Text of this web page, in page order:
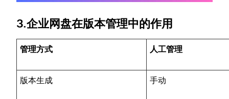
3.企业网盘在版本管理中的作用
管理方式 人工管理
版本生成 手动